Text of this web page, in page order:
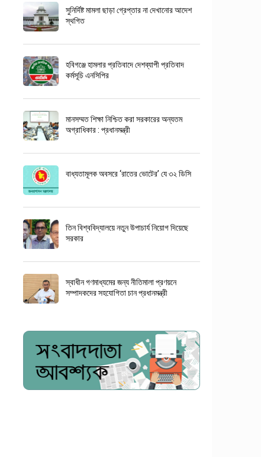
সুনির্দিষ্ট মামলা ছাড়া গ্রেপ্তার না দেখানোর আদেশ
স্থগিত
হবিগঞ্জে হামলার প্রতিবাদে দেশব্যাপী প্রতিবাদ
কর্মসূচি এনসিপির
মানসম্মত শিক্ষা নিশ্চিত করা সরকারের অন্যতম
অগ্রাধিকার : প্রধানমন্ত্রী
বাধ্যতামূলক অবসরে ‘রাতের ভোটের’ যে ৩২ ডিসি
তিন বিশ্ববিদ্যালয়ে নতুন উপাচার্য নিয়োগ দিয়েছে
সরকার
স্বাধীন গণমাধ্যমের জন্য নীতিমালা প্রণয়নে
সম্পাদকদের সহযোগিতা চান প্রধানমন্ত্রী